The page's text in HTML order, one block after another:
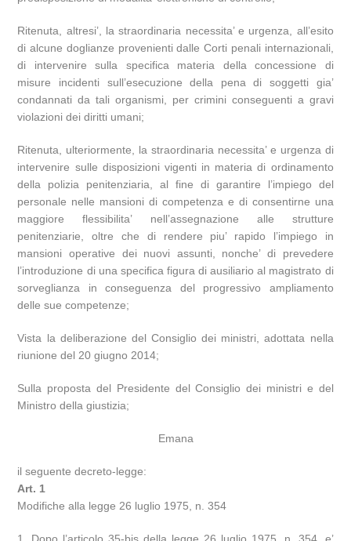
Ritenuta, altresi’, la straordinaria necessita’ e urgenza, all’esito
di alcune doglianze provenienti dalle Corti penali internazionali,
di intervenire sulla specifica materia della concessione di
misure incidenti sull’esecuzione della pena di soggetti gia’
condannati da tali organismi, per crimini conseguenti a gravi
violazioni dei diritti umani;
Ritenuta, ulteriormente, la straordinaria necessita’ e urgenza di
intervenire sulle disposizioni vigenti in materia di ordinamento
della polizia penitenziaria, al fine di garantire l’impiego del
personale nelle mansioni di competenza e di consentirne una
maggiore flessibilita’ nell’assegnazione alle strutture
penitenziarie, oltre che di rendere piu’ rapido l’impiego in
mansioni operative dei nuovi assunti, nonche’ di prevedere
l’introduzione di una specifica figura di ausiliario al magistrato di
sorveglianza in conseguenza del progressivo ampliamento
delle sue competenze;
Vista la deliberazione del Consiglio dei ministri, adottata nella
riunione del 20 giugno 2014;
Sulla proposta del Presidente del Consiglio dei ministri e del
Ministro della giustizia;
Emana
il seguente decreto-legge:
Art. 1
Modifiche alla legge 26 luglio 1975, n. 354